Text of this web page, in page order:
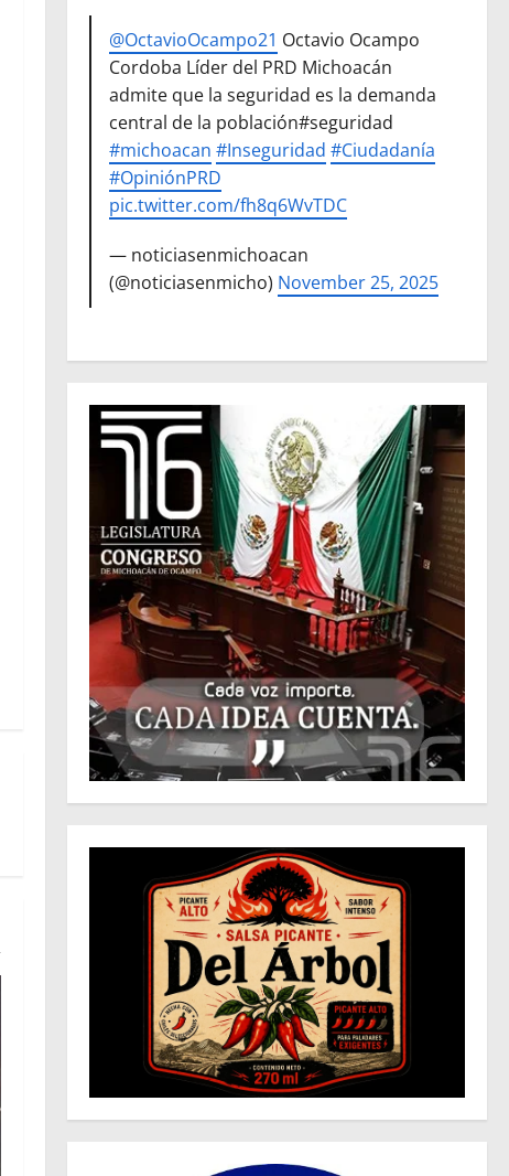
@OctavioOcampo21 Octavio Ocampo
Cordoba Líder del PRD Michoacán
admite que la seguridad es la demanda
central de la población#seguridad
#michoacan #Inseguridad #Ciudadanía
#OpiniónPRD
pic.twitter.com/fh8q6WvTDC
— noticiasenmichoacan
(@noticiasenmicho) November 25, 2025